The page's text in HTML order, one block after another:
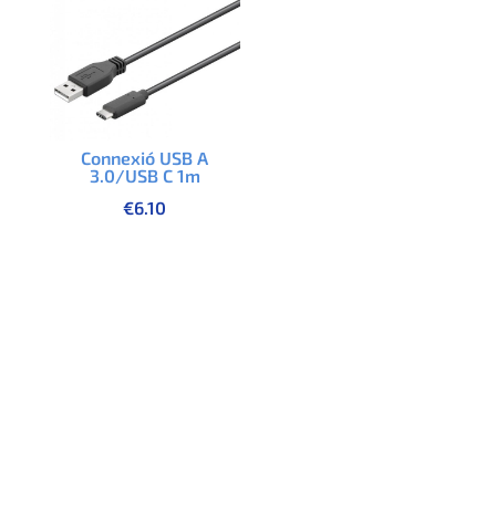
Connexió USB A
3.0/USB C 1m
€6.10